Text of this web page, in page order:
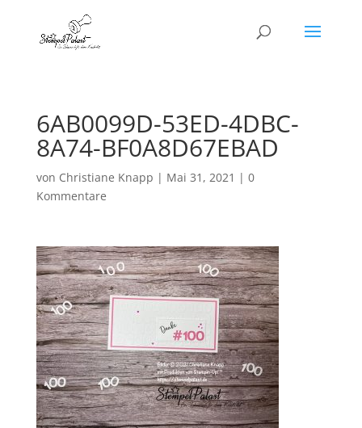
6AB0099D-53ED-4DBC-
8A74-BF0A8D67EBAD
von Christiane Knapp | Mai 31, 2021 | 0
Kommentare